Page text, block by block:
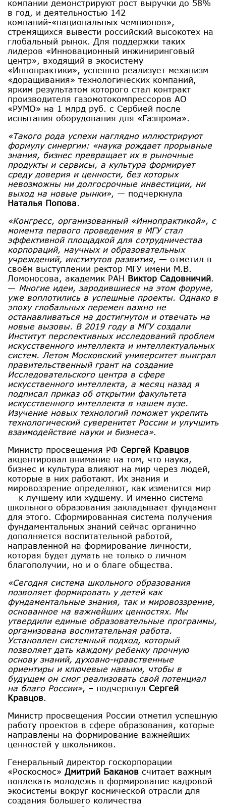
компании демонстрируют рост выручки до 58%
в год, и деятельностью 142
компаний-«национальных чемпионов»,
стремящихся вывести российский высокотех на
глобальный рынок. Для поддержки таких
лидеров «Инновационный инжиниринговый
центр», входящий в экосистему
«Иннопрактики», успешно реализует механизм
«доращивания» технологических компаний,
ярким результатом которого стал контракт
производителя газомотокомпрессоров АО
«РУМО» на 1 млрд руб. с Сербией после
испытания оборудования для «Газпрома».
«Такого рода успехи наглядно иллюстрируют
формулу синергии: «наука рождает прорывные
знания, бизнес превращает их в рыночные
продукты и сервисы, а культура формирует
среду доверия и ценности, без которых
невозможны ни долгосрочные инвестиции, ни
выход на новые рынки», — подчеркнула
Наталья Попова.
«Конгресс, организованный «Иннопрактикой», с
момента первого проведения в МГУ стал
эффективной площадкой для сотрудничества
корпораций, научных и образовательных
учреждений, институтов развития, — отметил в
своём выступлении ректор МГУ имени М.В.
Ломоносова, академик РАН Виктор Садовничий.
— Многие идеи, зародившиеся на этом форуме,
уже воплотились в успешные проекты. Однако в
эпоху глобальных перемен важно не
останавливаться на достигнутом и отвечать на
новые вызовы. В 2019 году в МГУ создали
Институт перспективных исследований проблем
искусственного интеллекта и интеллектуальных
систем. Летом Московский университет выиграл
правительственный грант на создание
Исследовательского центра в сфере
искусственного интеллекта, а месяц назад я
подписал приказ об открытии факультета
искусственного интеллекта в нашем вузе.
Изучение новых технологий поможет укрепить
технологический суверенитет России и улучшить
взаимодействие науки и бизнеса».
Министр просвещения РФ Сергей Кравцов
акцентировал внимание на том, что наука,
бизнес и культура влияют на мир через людей,
которые в них работают. Их знания и
мировоззрение определяют, как изменится мир
— к лучшему или худшему. И именно система
школьного образования закладывает фундамент
для этого. Сформированная система получения
фундаментальных знаний сейчас органично
дополняется воспитательной работой,
направленной на формирование личности,
которая будет думать не только о личном
благополучии, но и о благе общества.
«Сегодня система школьного образования
позволяет формировать у детей как
фундаментальные знания, так и мировоззрение,
основанное на важнейших ценностях. Мы
утвердили единые образовательные программы,
организована воспитательная работа.
Установлен системный подход, который
позволяет дать каждому ребенку прочную
основу знаний, духовно-нравственные
ориентиры и ключевые навыки, чтобы в
будущем он смог реализовать свой потенциал
на благо России», – подчеркнул Сергей
Кравцов.
Министр просвещения России отметил успешную
работу проектов в сфере образования, которые
направлены на формирование важнейших
ценностей у школьников.
Генеральный директор госкорпорации
«Роскосмос» Дмитрий Баканов считает важным
вовлекать молодежь в формирование кадровой
экосистемы вокруг космической отрасли для
создания большего количества